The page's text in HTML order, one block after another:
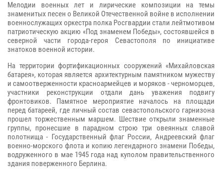
Мелодии военных лет и лирические композиции на темы
знаменитых песен о Великой Отечественной войне в исполнении
военнослужащих оркестра полка Росгвардии стали лейтмотивом
патриотическую акцию «Под знаменем Победы», состоявшейся в
северной части города-героя Севастополя по инициативе
знатоков военной истории.
На территории фортификационных сооружений «Михайловская
батарея», которая является архитектурным памятником мужеству
и самоотверженности красноармейцев и моряков - черноморцев,
участники реконструкции отдали дань уважения подвигу
фронтовиков. Памятное мероприятие началось на площади
перед батареей, где личный состав севастопольского гарнизона
прошел торжественным маршем. Шествие открыли знаменные
группы, пронесшие в парадном строю три овеянных славой
полотнища - Государственный флаг России, Андреевский флаг
военно-морского флота и копию легендарного знамени Победы,
водруженного в мае 1945 года над куполом правительственного
здания поверженного Берлина.